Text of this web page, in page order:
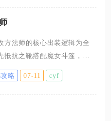
，落地后调整视角朝向南侧
岩缝即为通往地下洞穴的入
口周边堆放简易金属支架与
为标志性参照物，不会与周
通道尽头平整空地会刷新两
方法师的核心出装逻辑为全
抵抗之靴搭配魔女斗篷，坦
永夜守护，物理输出位搭配
，自身带回血技能英雄选择
命应对法术瞬间爆发，敌方
略 07-11 cyf